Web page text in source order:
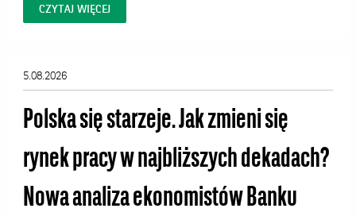
bohaterem dwóch wystaw w Polsce. W Krakowie
Placu Szczepańskim. W Warszawie prace Warhola
uświetnią Hotel Warszawa Art Fair, targi, które
odbędą...
CZYTAJ WIĘCEJ
5.08.2026
Polska się starzeje. Jak zmieni się
rynek pracy w najbliższych dekadach?
Nowa analiza ekonomistów Banku